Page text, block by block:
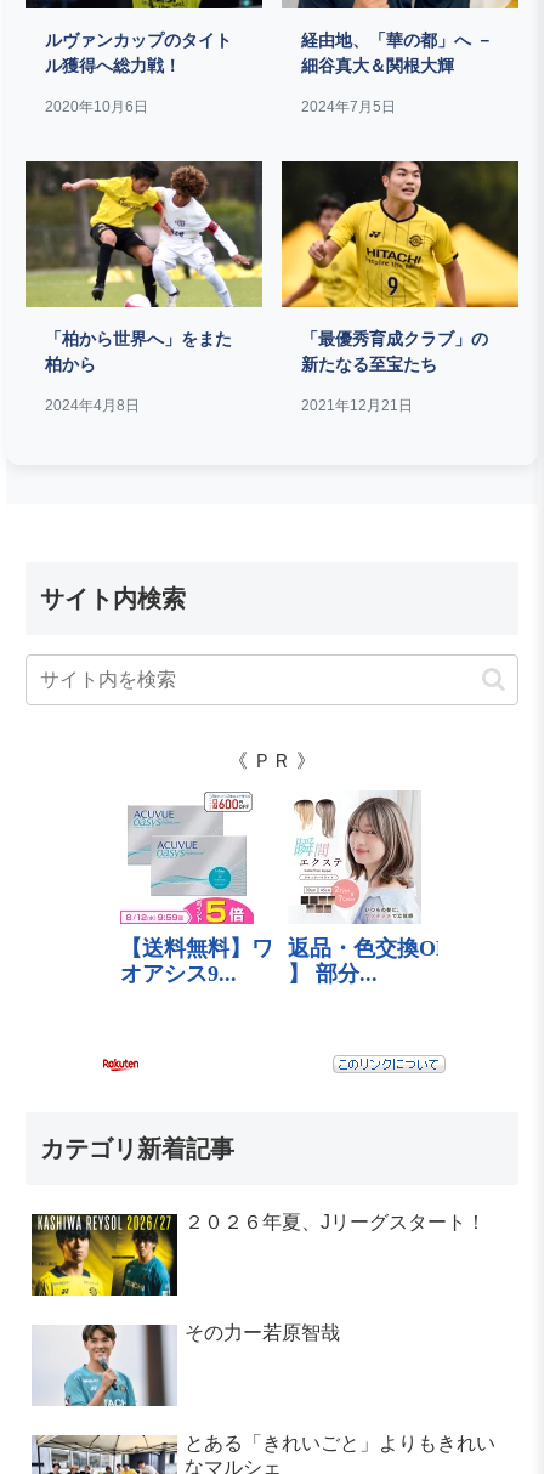
ルヴァンカップのタイト
ル獲得へ総力戦！
2020年10月6日
経由地、「華の都」へ －
細谷真大＆関根大輝
2024年7月5日
「柏から世界へ」をまた
柏から
2024年4月8日
「最優秀育成クラブ」の
新たなる至宝たち
2021年12月21日
サイト内検索
《 ＰＲ 》
カテゴリ新着記事
２０２６年夏、Jリーグスタート！
その力ー若原智哉
とある「きれいごと」よりもきれい
なマルシェ